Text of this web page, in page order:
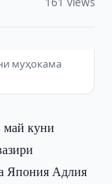
муҳокама
май куни
Япония Адлия